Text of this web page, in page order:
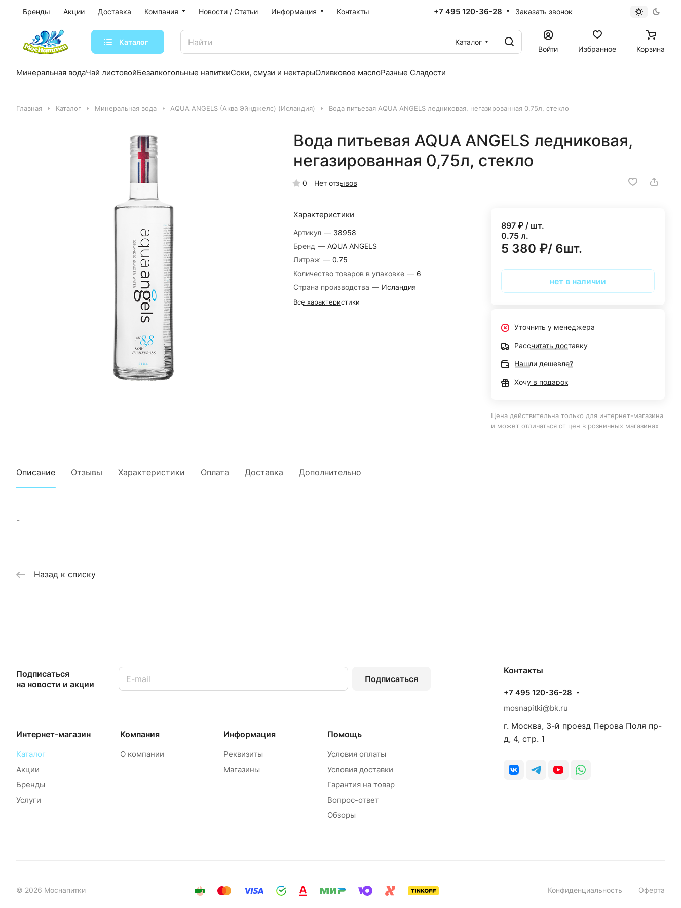
Бренды Акции Доставка Компания Новости / Статьи Информация Контакты +7 495 120-36-28 Заказать звонок
Каталог
Каталог
Войти
Избранное Корзина
Минеральная водаЧай листовойБезалкогольные напиткиСоки, смузи и нектарыОливковое маслоРазные Сладости
Главная Каталог Минеральная вода AQUA ANGELS (Аква Эйнджелс) (Исландия) Вода питьевая AQUA ANGELS ледниковая, негазированная 0,75л, стекло
Вода питьевая AQUA ANGELS ледниковая,
негазированная 0,75л, стекло
0 Нет отзывов
Характеристики
Артикул — 38958
Бренд — AQUA ANGELS
Литраж — 0.75
Количество товаров в упаковке — 6
Страна производства — Исландия
Все характеристики
897 ₽ / шт.
0.75 л.
5 380 ₽/ 6шт.
нет в наличии
Уточнить у менеджера
Рассчитать доставку
Нашли дешевле?
Хочу в подарок
Цена действительна только для интернет-магазина
и может отличаться от цен в розничных магазинах
Описание Отзывы Характеристики Оплата Доставка Дополнительно
-
Назад к списку
Подписаться
на новости и акции
Подписаться
Интернет-магазин
Каталог
Акции
Бренды
Услуги
Компания
О компании
Информация
Реквизиты
Магазины
Помощь
Условия оплаты
Условия доставки
Гарантия на товар
Вопрос-ответ
Обзоры
Контакты
+7 495 120-36-28
mosnapitki@bk.ru
г. Москва, 3-й проезд Перова Поля пр-
д, 4, стр. 1
© 2026 Моснапитки Конфиденциальность Оферта